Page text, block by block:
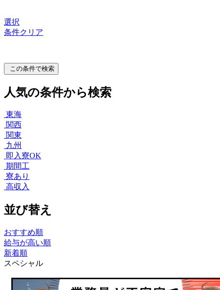
選択
条件クリア
この条件で検索
人気の条件から検索
東海
関西
関東
九州
即入寮OK
期間工
寮あり
高収入
並び替え
おすすめ順
給与が高い順
新着順
スペシャル